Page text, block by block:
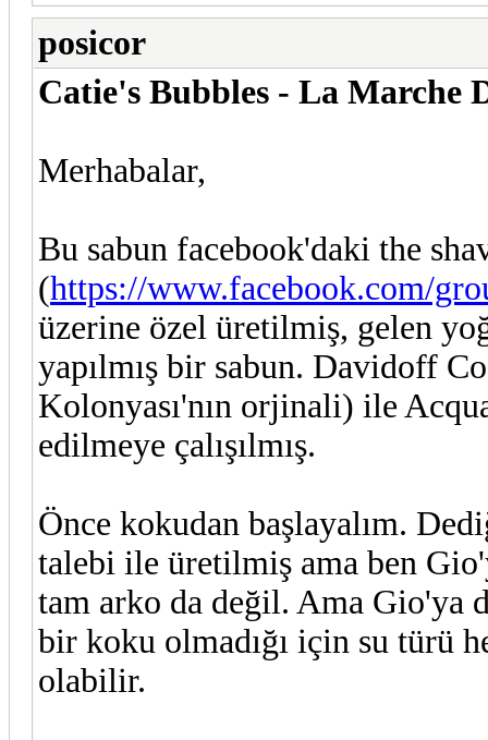
posicor
Catie's Bubbles - La Marche
Merhabalar,
Bu sabun facebook'daki the
(https://www.facebook.com/
üzerine özel üretilmiş, gelen
yapılmış bir sabun. Davidoff
Kolonyası'nın orjinali) ile
edilmeye çalışılmış.
Önce kokudan başlayalım.
talebi ile üretilmiş ama ben
tam arko da değil. Ama Gio'ya
bir koku olmadığı için su türü
olabilir.